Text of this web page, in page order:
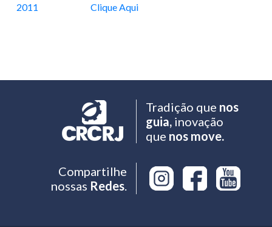
2011 Clique Aqui
Tradição que nos
guia,inovação
que nos move.
Compartilhe
nossas Redes.